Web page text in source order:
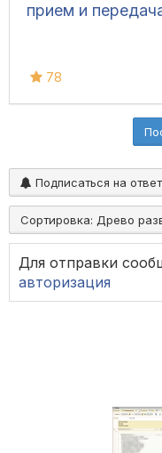
прием и
78
Подписаться на
Сортировка: Древо
Для отправки
авторизация